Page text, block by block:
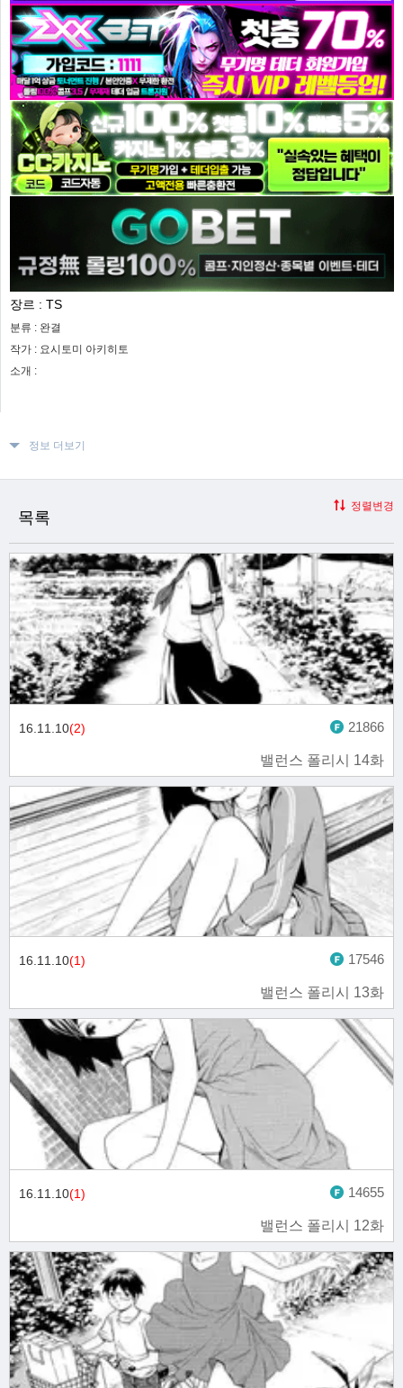
장르 : TS
분류 : 완결
작가 : 요시토미 아키히토
소개 :
정보 더보기
목록
정렬변경
밸런스 폴리시 14화
16.11.10(2) 21866
밸런스 폴리시 13화
16.11.10(1) 17546
밸런스 폴리시 12화
16.11.10(1) 14655